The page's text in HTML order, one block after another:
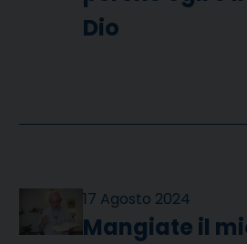
Dio
17 Agosto 2024
Mangiate il